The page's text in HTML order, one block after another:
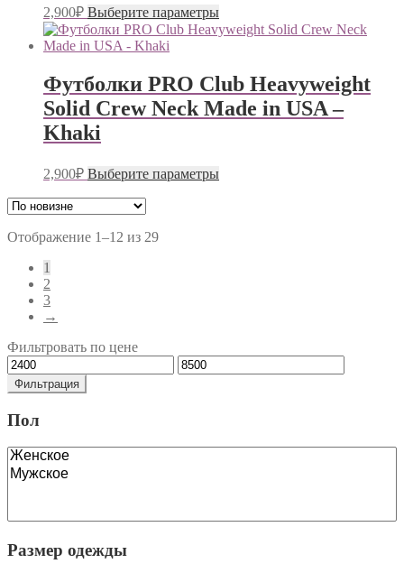
странице
товара.
2,900₽ Выберите параметрыЭтот
товар
имеет
вариаций.
Опции
можно
выбрать
товара.
Футболки PRO Club Heavyweight
Solid Crew Neck Made in USA –
Khaki
2,900₽ Выберите параметрыЭтот
Отображение 1–12 из 29Сортировка:
1
2
3
→
Фильтровать по цене
Минимальная
цена
Максимальная
цена
Фильтрация
Пол
Размер одежды